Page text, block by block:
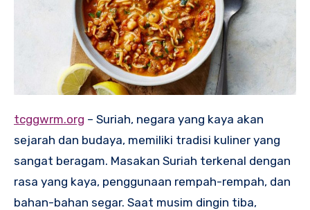
tcggwrm.org – Suriah, negara yang kaya akan
sejarah dan budaya, memiliki tradisi kuliner yang
sangat beragam. Masakan Suriah terkenal dengan
rasa yang kaya, penggunaan rempah-rempah, dan
bahan-bahan segar. Saat musim dingin tiba,